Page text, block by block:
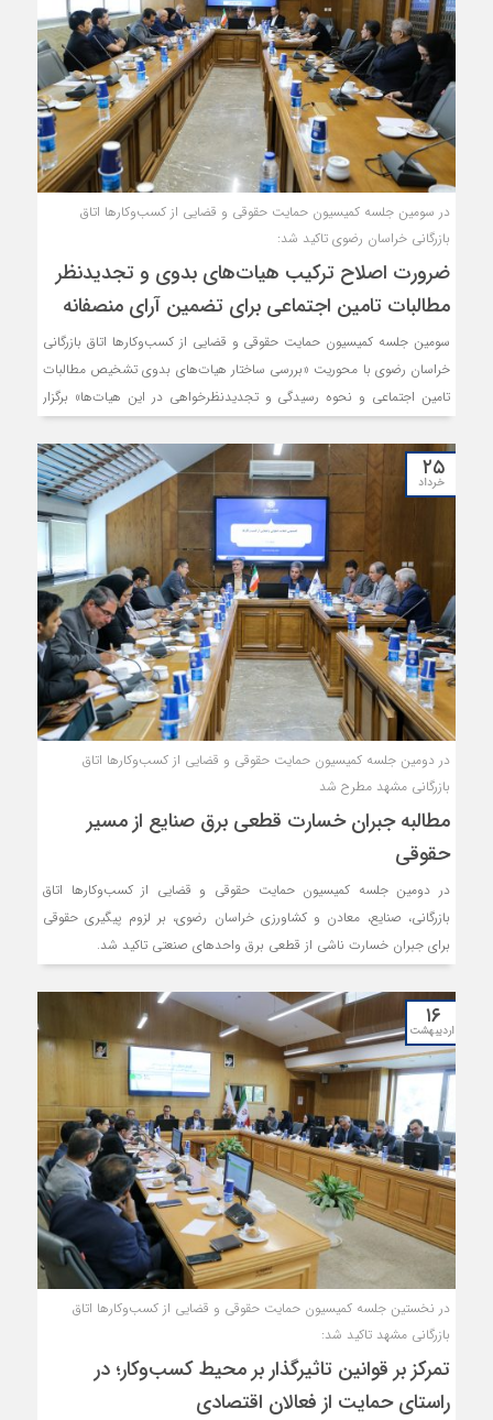
در سومین جلسه کمیسیون حمایت حقوقی و قضایی از کسب‌وکارها اتاق
بازرگانی خراسان رضوی تاکید شد:
ضرورت اصلاح ترکیب هیات‌های بدوی و تجدیدنظر
مطالبات تامین اجتماعی برای تضمین آرای منصفانه
سومین جلسه کمیسیون حمایت حقوقی و قضایی از کسب‌وکارها اتاق بازرگانی
خراسان رضوی با محوریت «بررسی ساختار هیات‌های بدوی تشخیص مطالبات
تامین اجتماعی و نحوه رسیدگی و تجدیدنظرخواهی در این هیات‌ها» برگزار
شد.
۲۵
خرداد
در دومین جلسه کمیسیون حمایت حقوقی و قضایی از کسب‌وکارها اتاق
بازرگانی مشهد مطرح شد
مطالبه جبران خسارت قطعی برق صنایع از مسیر
حقوقی
در دومین جلسه کمیسیون حمایت حقوقی و قضایی از کسب‌وکارها اتاق
بازرگانی، صنایع، معادن و کشاورزی خراسان رضوی، بر لزوم پیگیری حقوقی
برای جبران خسارت ناشی از قطعی برق واحدهای صنعتی تاکید شد.
۱۶
اردیبهشت
در نخستین جلسه کمیسیون حمایت حقوقی و قضایی از کسب‌وکارها اتاق
بازرگانی مشهد تاکید شد:
تمرکز بر قوانین تاثیرگذار بر محیط کسب‌وکار؛ در
راستای حمایت از فعالان اقتصادی